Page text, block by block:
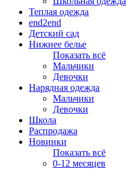
Теплая одежда
end2end
Детский сад
Нижнее белье
Показать всё
Мальчики
Девочки
Нарядная одежда
Мальчики
Девочки
Школа
Распродажа
Новинки
Показать всё
0-12 месяцев